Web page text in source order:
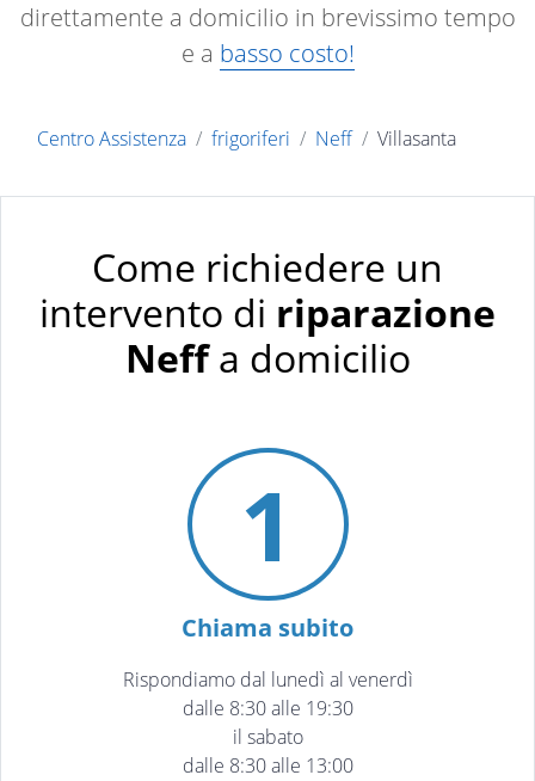
direttamente a domicilio in brevissimo tempo
e a basso costo!
Centro Assistenza frigoriferi Neff Villasanta
Come richiedere un
intervento di riparazione
Neffa domicilio
1
Chiama subito
Rispondiamo dal lunedì al venerdì
dalle 8:30 alle 19:30
il sabato
dalle 8:30 alle 13:00